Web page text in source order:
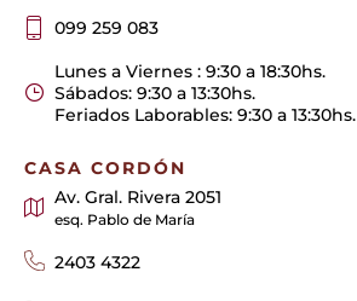
099 259 083
Lunes a Viernes : 9:30 a 18:30hs.
Sábados: 9:30 a 13:30hs.
Feriados Laborables: 9:30 a 13:30hs.
CASA CORDÓN
Av. Gral. Rivera 2051
esq. Pablo de María
2403 4322